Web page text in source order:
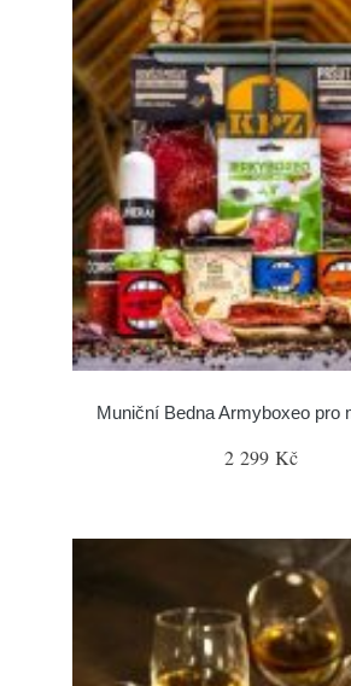
Muniční Bedna Armyboxeo pro
2 299 Kč